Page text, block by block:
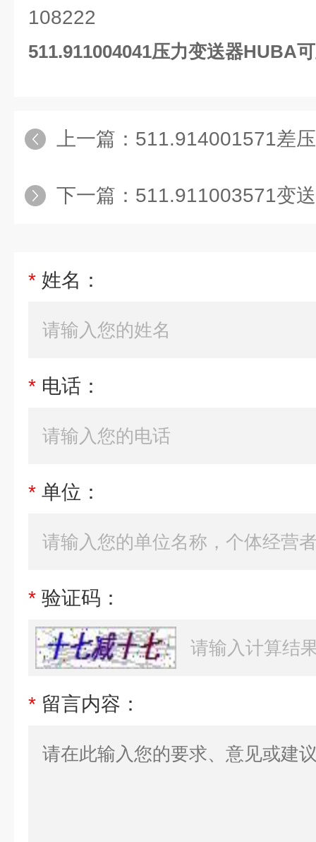
108222
511.911004041压力变送器HUBA
上一篇： 511.914001571差
下一篇： 511.911003571变送器
* 姓名：
* 电话：
* 单位：
* 验证码：
* 留言内容：